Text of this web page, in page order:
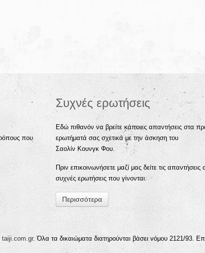
που
Συχνές ερωτήσεις
Εδώ πιθανόν να βρείτε κάποιες απαντήσεις στα
ερωτήματά σας σχετικά με την άσκηση του
Σαολίν Κουνγκ Φου.
Πριν επικοινωνήσετε μαζί μας δείτε τις απαντήσεις
συχνές ερωτήσεις που γίνονται.
Περισσότερα
taiji.com.gr. Όλα τα δικαιώματα διατηρούνται βάσει νόμου 2121/93.